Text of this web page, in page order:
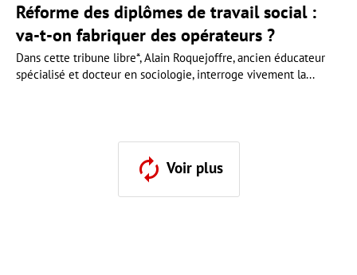
Réforme des diplômes de travail social :
va-t-on fabriquer des opérateurs ?
Dans cette tribune libre*, Alain Roquejoffre, ancien éducateur
spécialisé et docteur en sociologie, interroge vivement la...
Voir plus